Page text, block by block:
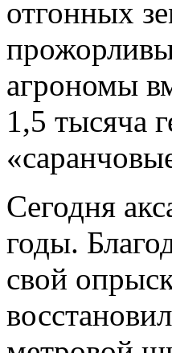
отгонных
агрономы
1,5 тысяча
Сегодня
годы.
свой